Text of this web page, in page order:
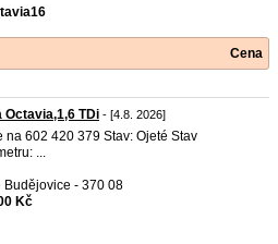
Cena
Octavia,1,6 TDi - [4.8. 2026]
na 602 420 379 Stav: Ojeté Stav
...
Budějovice - 370 08
Kč